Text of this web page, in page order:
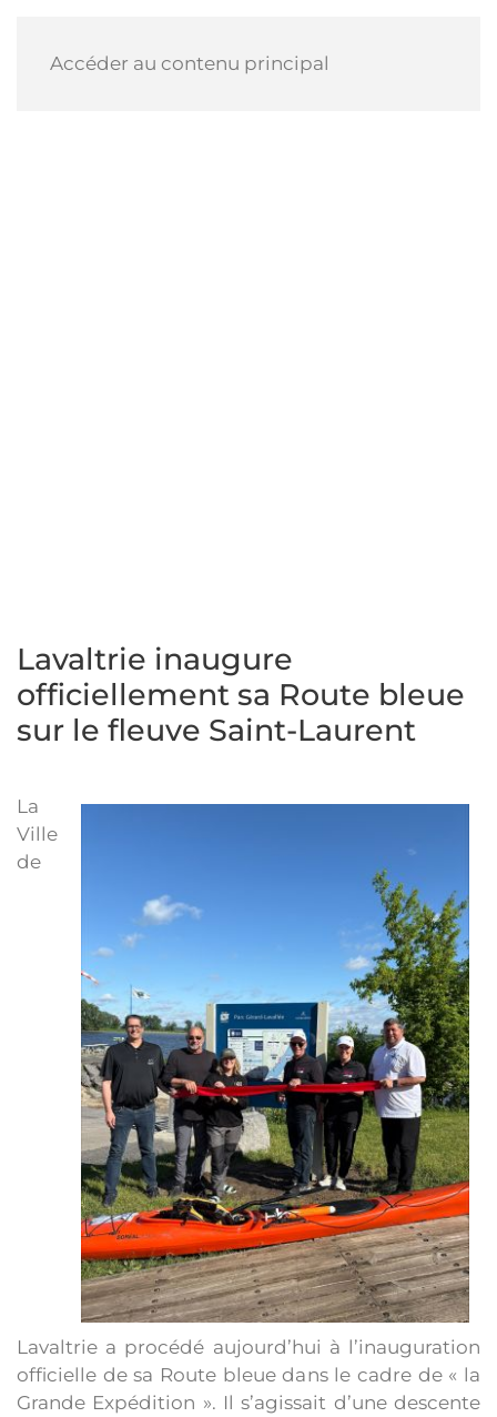
Accéder au contenu principal
Lavaltrie inaugure
officiellement sa Route bleue
sur le fleuve Saint-Laurent
La
Ville
de
Lavaltrie a procédé aujourd’hui à l’inauguration
officielle de sa Route bleue dans le cadre de « la
Grande Expédition ». Il s’agissait d’une descente